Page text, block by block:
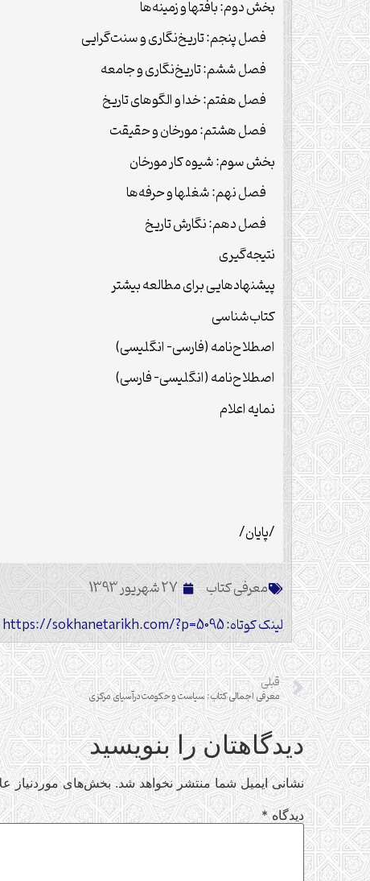
بخش دوم: بافتها و زمینه‌ها
فصل پنجم: تاریخ‌نگاری و سنت‌گرایی
فصل ششم: تاریخ‌نگاری و جامعه
فصل هفتم: خدا و الگوهای تاریخ
فصل هشتم: مورخان و حقیقت
بخش سوم: شیوه کار مورخان
فصل نهم: شغلها و حرفه‌ها
فصل دهم: نگارش تاریخ
نتیجه‌گیری
پیشنهادهایی برای مطالعه بیشتر
کتاب‌شناسی
اصطلاح‌نامه (فارسی- انگلیسی)
اصطلاح‌نامه (انگلیسی- فارسی)
نمایه اعلام
/پایان/
معرفی کتاب
27 شهریور 1393
لینک کوتاه: https://sokhanetarikh.com/?p=5095
قبلی
معرفی اجمالی کتاب: سیاست و حکومت درآسیای مرکزی
دیدگاهتان را بنویسید
نشانی ایمیل شما منتشر نخواهد شد. بخش‌های موردنیاز
دیدگاه*